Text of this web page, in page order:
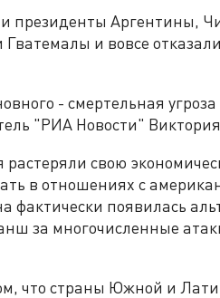
президенты Аргентины,
и вовсе
- смертельная
"РИА Новости"
свою
в отношениях с
фактически появилась
за многочисленные
что страны Южной и